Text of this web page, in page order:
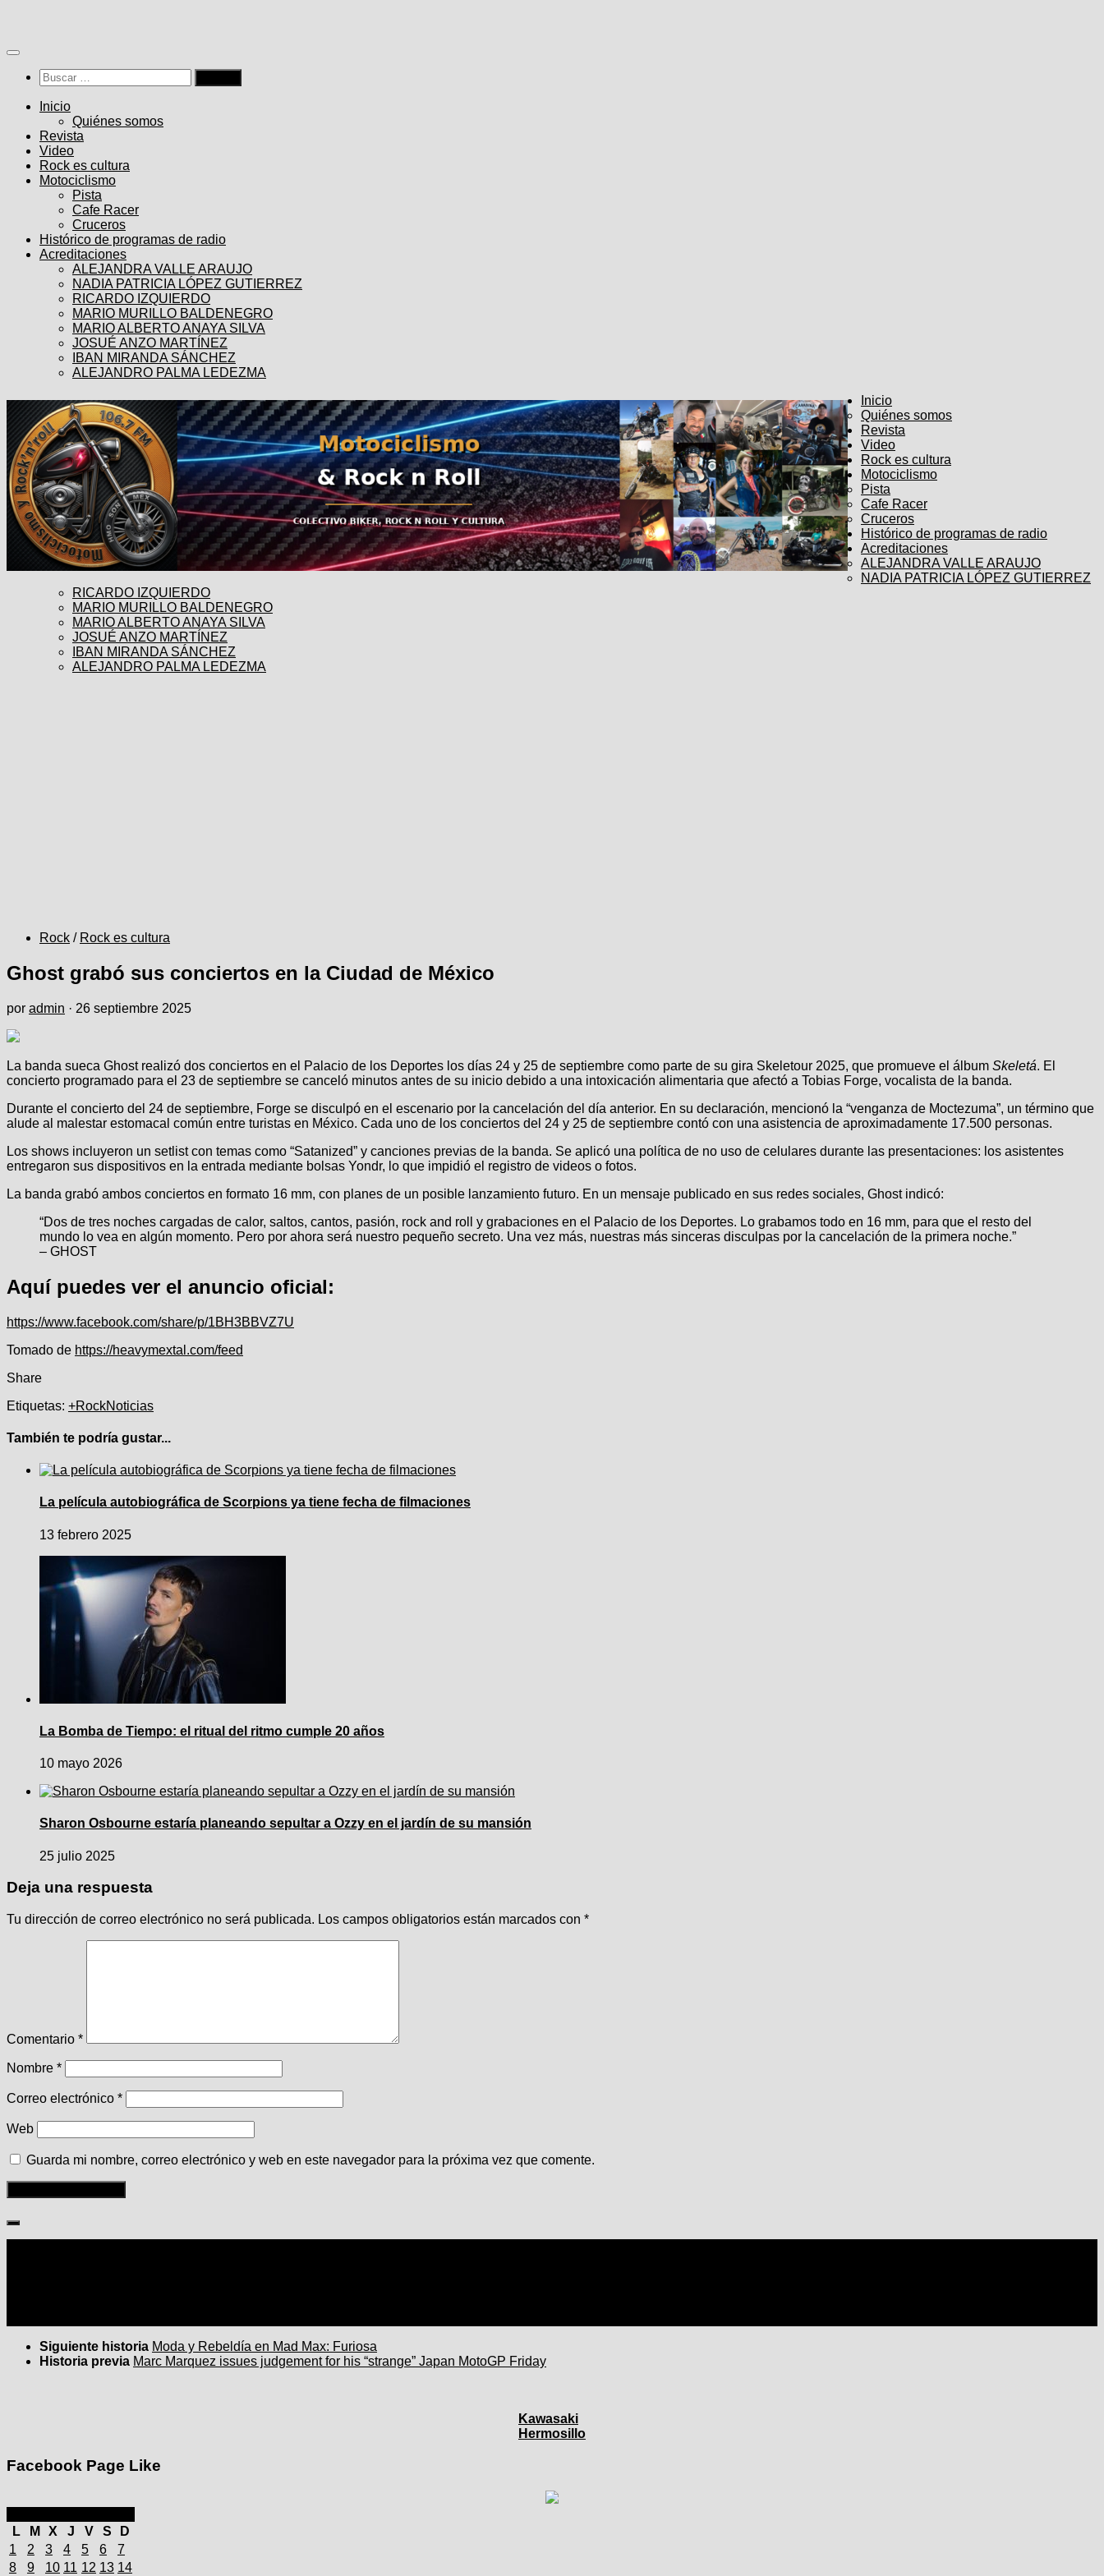
contenido
Buscar:
Inicio
Quiénes somos
Revista
Video
Rock es cultura
Motociclismo
Pista
Cafe Racer
Cruceros
Histórico de programas de radio
Acreditaciones
ALEJANDRA VALLE ARAUJO
NADIA PATRICIA LÓPEZ GUTIERREZ
RICARDO IZQUIERDO
MARIO MURILLO BALDENEGRO
MARIO ALBERTO ANAYA SILVA
JOSUÉ ANZO MARTÍNEZ
IBAN MIRANDA SÁNCHEZ
ALEJANDRO PALMA LEDEZMA
Inicio
Quiénes somos
Revista
Video
Rock es cultura
Motociclismo
Pista
Cafe Racer
Cruceros
Histórico de programas de radio
Acreditaciones
ALEJANDRA VALLE ARAUJO
NADIA PATRICIA LÓPEZ GUTIERREZ
RICARDO IZQUIERDO
MARIO MURILLO BALDENEGRO
MARIO ALBERTO ANAYA SILVA
JOSUÉ ANZO MARTÍNEZ
IBAN MIRANDA SÁNCHEZ
ALEJANDRO PALMA LEDEZMA
Rock / Rock es cultura
Ghost grabó sus conciertos en la Ciudad de México
por admin · 26 septiembre 2025
La banda sueca Ghost realizó dos conciertos en el Palacio de los Deportes los días 24 y 25 de septiembre como parte de su gira Skeletour 2025, que promueve el álbum Skeletá. El
concierto programado para el 23 de septiembre se canceló minutos antes de su inicio debido a una intoxicación alimentaria que afectó a Tobias Forge, vocalista de la banda.
Durante el concierto del 24 de septiembre, Forge se disculpó en el escenario por la cancelación del día anterior. En su declaración, mencionó la “venganza de Moctezuma”, un término que
alude al malestar estomacal común entre turistas en México. Cada uno de los conciertos del 24 y 25 de septiembre contó con una asistencia de aproximadamente 17.500 personas.
Los shows incluyeron un setlist con temas como “Satanized” y canciones previas de la banda. Se aplicó una política de no uso de celulares durante las presentaciones: los asistentes
entregaron sus dispositivos en la entrada mediante bolsas Yondr, lo que impidió el registro de videos o fotos.
La banda grabó ambos conciertos en formato 16 mm, con planes de un posible lanzamiento futuro. En un mensaje publicado en sus redes sociales, Ghost indicó:
“Dos de tres noches cargadas de calor, saltos, cantos, pasión, rock and roll y grabaciones en el Palacio de los Deportes. Lo grabamos todo en 16 mm, para que el resto del
mundo lo vea en algún momento. Pero por ahora será nuestro pequeño secreto. Una vez más, nuestras más sinceras disculpas por la cancelación de la primera noche.”
– GHOST
Aquí puedes ver el anuncio oficial:
https://www.facebook.com/share/p/1BH3BBVZ7U
Tomado de https://heavymextal.com/feed
Share
Etiquetas: +RockNoticias
También te podría gustar...
La película autobiográfica de Scorpions ya tiene fecha de filmaciones
13 febrero 2025
La Bomba de Tiempo: el ritual del ritmo cumple 20 años
10 mayo 2026
Sharon Osbourne estaría planeando sepultar a Ozzy en el jardín de su mansión
25 julio 2025
Deja una respuesta
Tu dirección de correo electrónico no será publicada. Los campos obligatorios están marcados con *
Comentario *
Nombre *
Correo electrónico *
Web
Guarda mi nombre, correo electrónico y web en este navegador para la próxima vez que comente.
Siguiente historia Moda y Rebeldía en Mad Max: Furiosa
Historia previa Marc Marquez issues judgement for his “strange” Japan MotoGP Friday
Kawasaki
Hermosillo
Facebook Page Like
L
M X J V S
D
1
2 3 4 5 6
7
8
9 10 11 12 13 14